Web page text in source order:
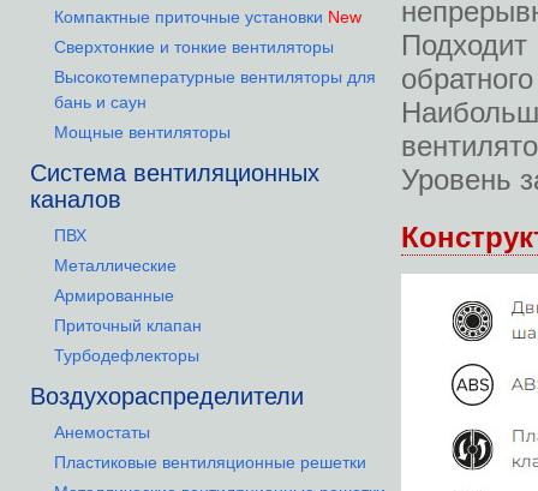
Компактные приточные установки New
Сверхтонкие и тонкие вентиляторы
Высокотемпературные вентиляторы для
бань и саун
Мощные вентиляторы
Система вентиляционных
каналов
ПВХ
Металлические
Армированные
Приточный клапан
Турбодефлекторы
Воздухораспределители
Анемостаты
Пластиковые вентиляционные решетки
Уровень